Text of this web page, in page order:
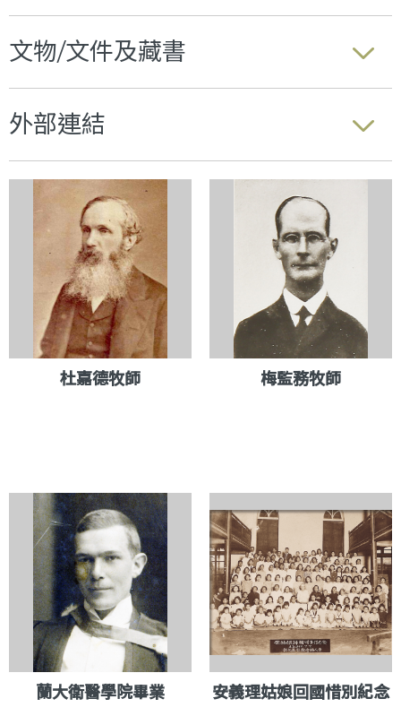
文物/文件及藏書
外部連結
杜嘉德牧師 梅監務牧師
蘭大衛醫學院畢業 安義理姑娘回國惜別紀念